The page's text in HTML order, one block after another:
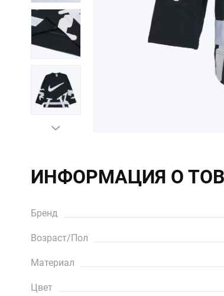
ИНФОРМАЦИЯ О
Бренд
Возраст/Пол
Материал
Цвет